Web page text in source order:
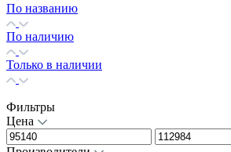
По названию
По наличию
Только в наличии
Фильтры
Цена